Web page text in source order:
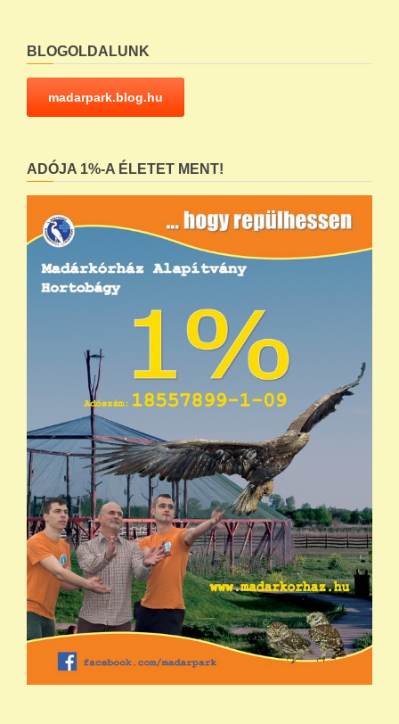
BLOGOLDALUNK
madarpark.blog.hu
ADÓJA 1%-A ÉLETET MENT!